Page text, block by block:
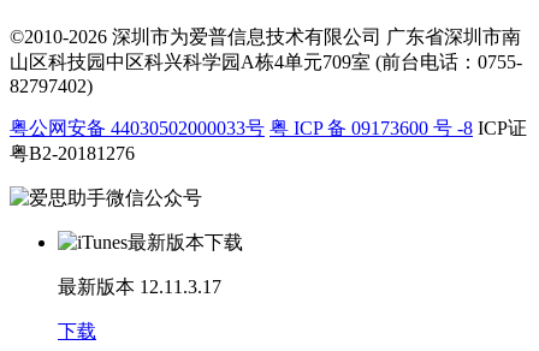
©2010-2026 深圳市为爱普信息技术有限公司 广东省深圳市南
山区科技园中区科兴科学园A栋4单元709室 (前台电话：0755-
82797402)
粤公网安备 44030502000033号 粤 ICP 备 09173600 号 -8 ICP证
粤B2-20181276
最新版本 12.11.3.17
下载